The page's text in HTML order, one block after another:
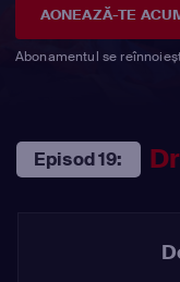
AONEAZĂ-TE
Abonamentul se
Episod 19: